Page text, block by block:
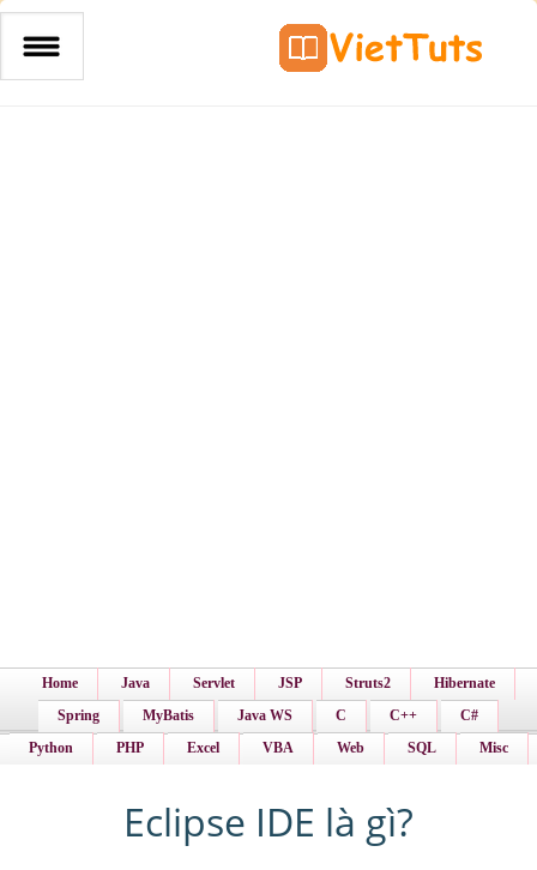
Home Java Servlet JSP Struts2
Hibernate
Spring
MyBatis Java WS C C++
C#
Python
PHP Excel VBA Web SQL Misc
Eclipse IDE là gì?